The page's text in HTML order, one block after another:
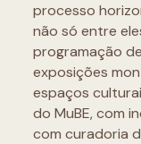
processo
não só entre
programação
exposições
espaços
do MuBE, com
com curadoria